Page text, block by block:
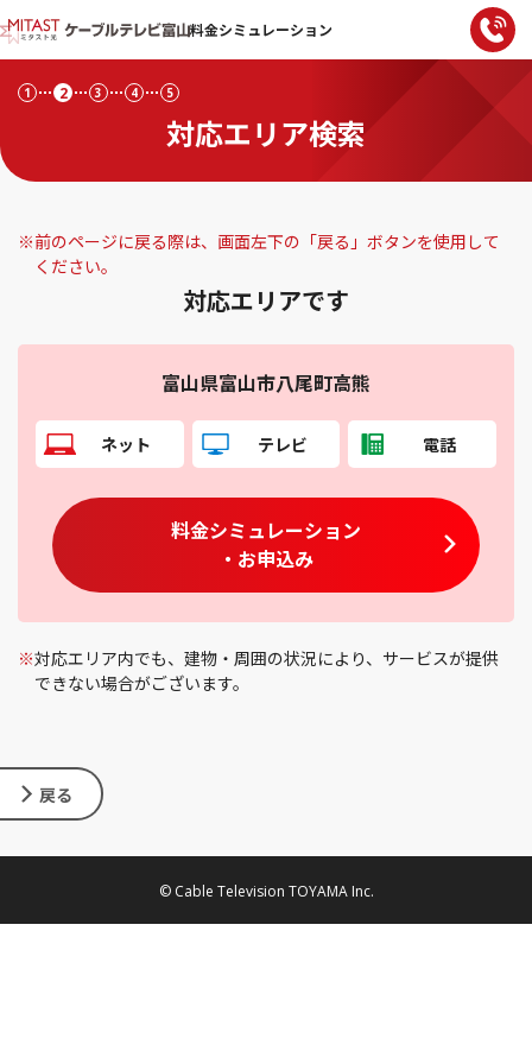
料金シミュレーション
対応エリア検索
1 2 3 4 5
※前のページに戻る際は、画面左下の「戻る」ボタンを使用して
ください。
対応エリアです
富山県富山市八尾町高熊
ネット テレビ 電話
料金シミュレーション
・お申込み
※対応エリア内でも、建物・周囲の状況により、サービスが提供
できない場合がございます。
戻る
© Cable Television TOYAMA Inc.